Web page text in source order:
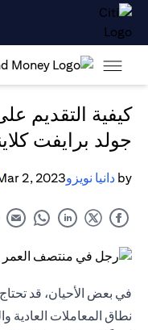
كيفية التقديم
جولد برايفت
by دانيا نويزو2, 2023
في بعض الأحيان، قد
نطاق المعاملات العادية